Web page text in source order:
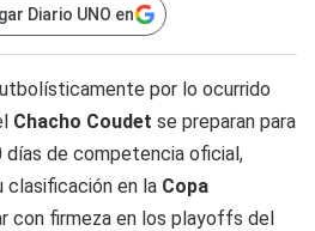
Diario UNO en
por lo ocurrido
Chacho Coudet se preparan para
de competencia oficial,
clasificación en la Copa
con firmeza en los playoffs del